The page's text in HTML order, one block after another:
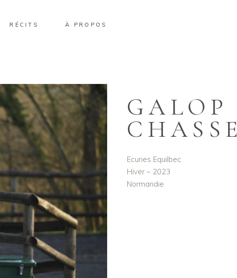
RÉCITS À PROPOS
GALOP
CHASSE
Ecuries Equilbec
Hiver – 2023
Normandie